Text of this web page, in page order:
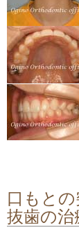
口もと
抜歯の治